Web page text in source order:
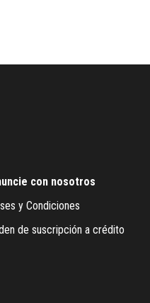
con nosotros
y Condiciones
de suscripción a crédito